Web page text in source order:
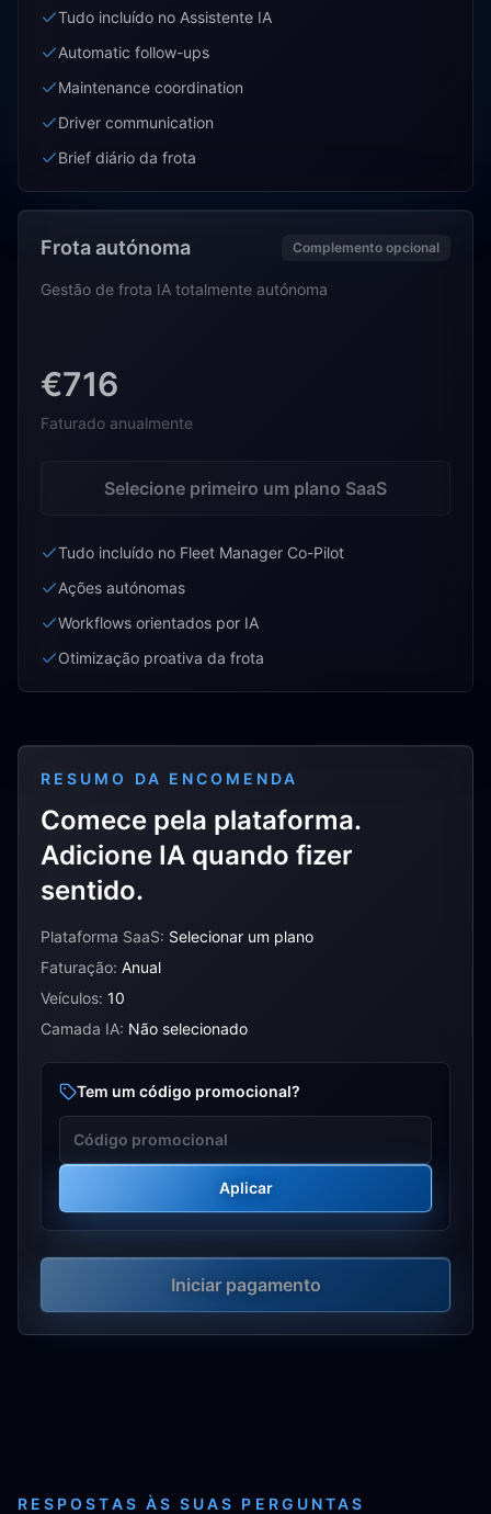
Tudo incluído no Assistente IA
Automatic follow-ups
Maintenance coordination
Driver communication
Brief diário da frota
Frota autónoma Complemento opcional
Gestão de frota IA totalmente autónoma
€716
Faturado anualmente
Selecione primeiro um plano SaaS
Tudo incluído no Fleet Manager Co-Pilot
Ações autónomas
Workflows orientados por IA
Otimização proativa da frota
RESUMO DA ENCOMENDA
Comece pela plataforma.
Adicione IA quando fizer
sentido.
Plataforma SaaS: Selecionar um plano
Faturação: Anual
Veículos: 10
Camada IA: Não selecionado
Tem um código promocional?
Aplicar
Iniciar pagamento
RESPOSTAS ÀS SUAS PERGUNTAS